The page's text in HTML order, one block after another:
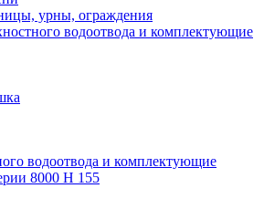
урны, ограждения
водоотвода и комплектующие
водоотвода и комплектующие
8000 Н 155